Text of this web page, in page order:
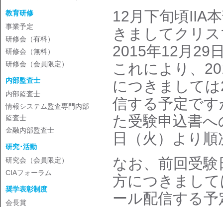
教育研修
事業予定
研修会（有料）
研修会（無料）
研修会（会員限定）
内部監査士
内部監査士
情報システム監査専門内部
監査士
金融内部監査士
研究･活動
研究会（会員限定）
CIAフォーラム
奨学表彰制度
会長賞
12月下旬頃IIA
きましてクリ
2015年12月29
これにより、
につきまして
信する予定で
た受験申込書
日（火）より
なお、前回受
方につきまし
ール配信する